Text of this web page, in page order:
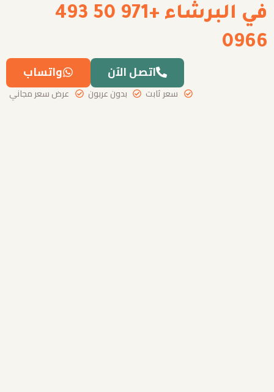
في البرشاء +971 50 493
0966
واتساب اتصل الآن
عرض سعر مجاني بدون عربون سعر ثابت